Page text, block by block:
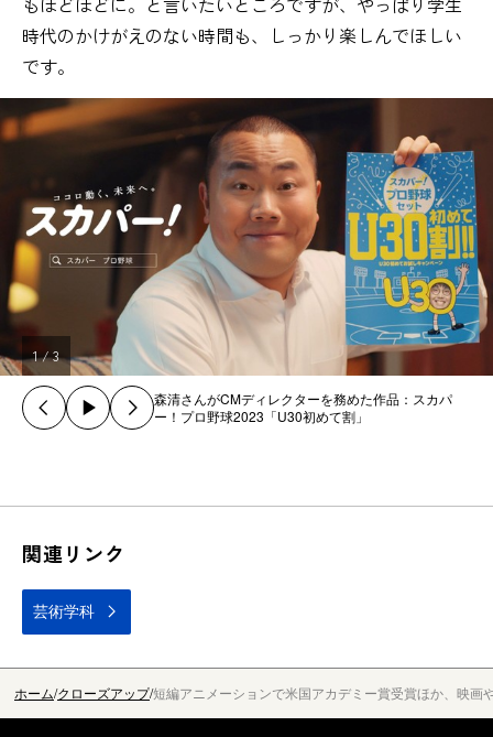
時代のかけがえのない時間も、しっかり楽しんでほしい
です。
1/3
森清さんがCMディレクターを務めた作品：スカパ
ー！プロ野球2023「U30初めて割」
関連リンク
芸術学科
ホーム クローズアップ短編アニメーションで米国アカデミー賞受賞ほか、映画